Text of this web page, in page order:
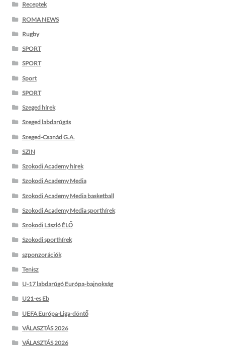
Receptek
ROMA NEWS
Rugby
SPORT
SPORT
Sport
SPORT
Szeged hírek
Szeged labdarúgás
Szeged-Csanád G.A.
SZIN
Szokodi Academy hírek
Szokodi Academy Media
Szokodi Academy Media basketball
Szokodi Academy Media sporthírek
Szokodi László ÉLŐ
Szokodi sporthírek
szponzorációk
Tenisz
U-17 labdarúgó Európa-bajnokság
U21-es Eb
UEFA Európa-Liga-döntő
VÁLASZTÁS 2026
VÁLASZTÁS 2026